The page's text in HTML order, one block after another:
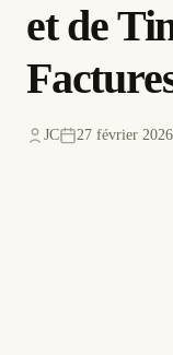
et de
JC 27 février 2026